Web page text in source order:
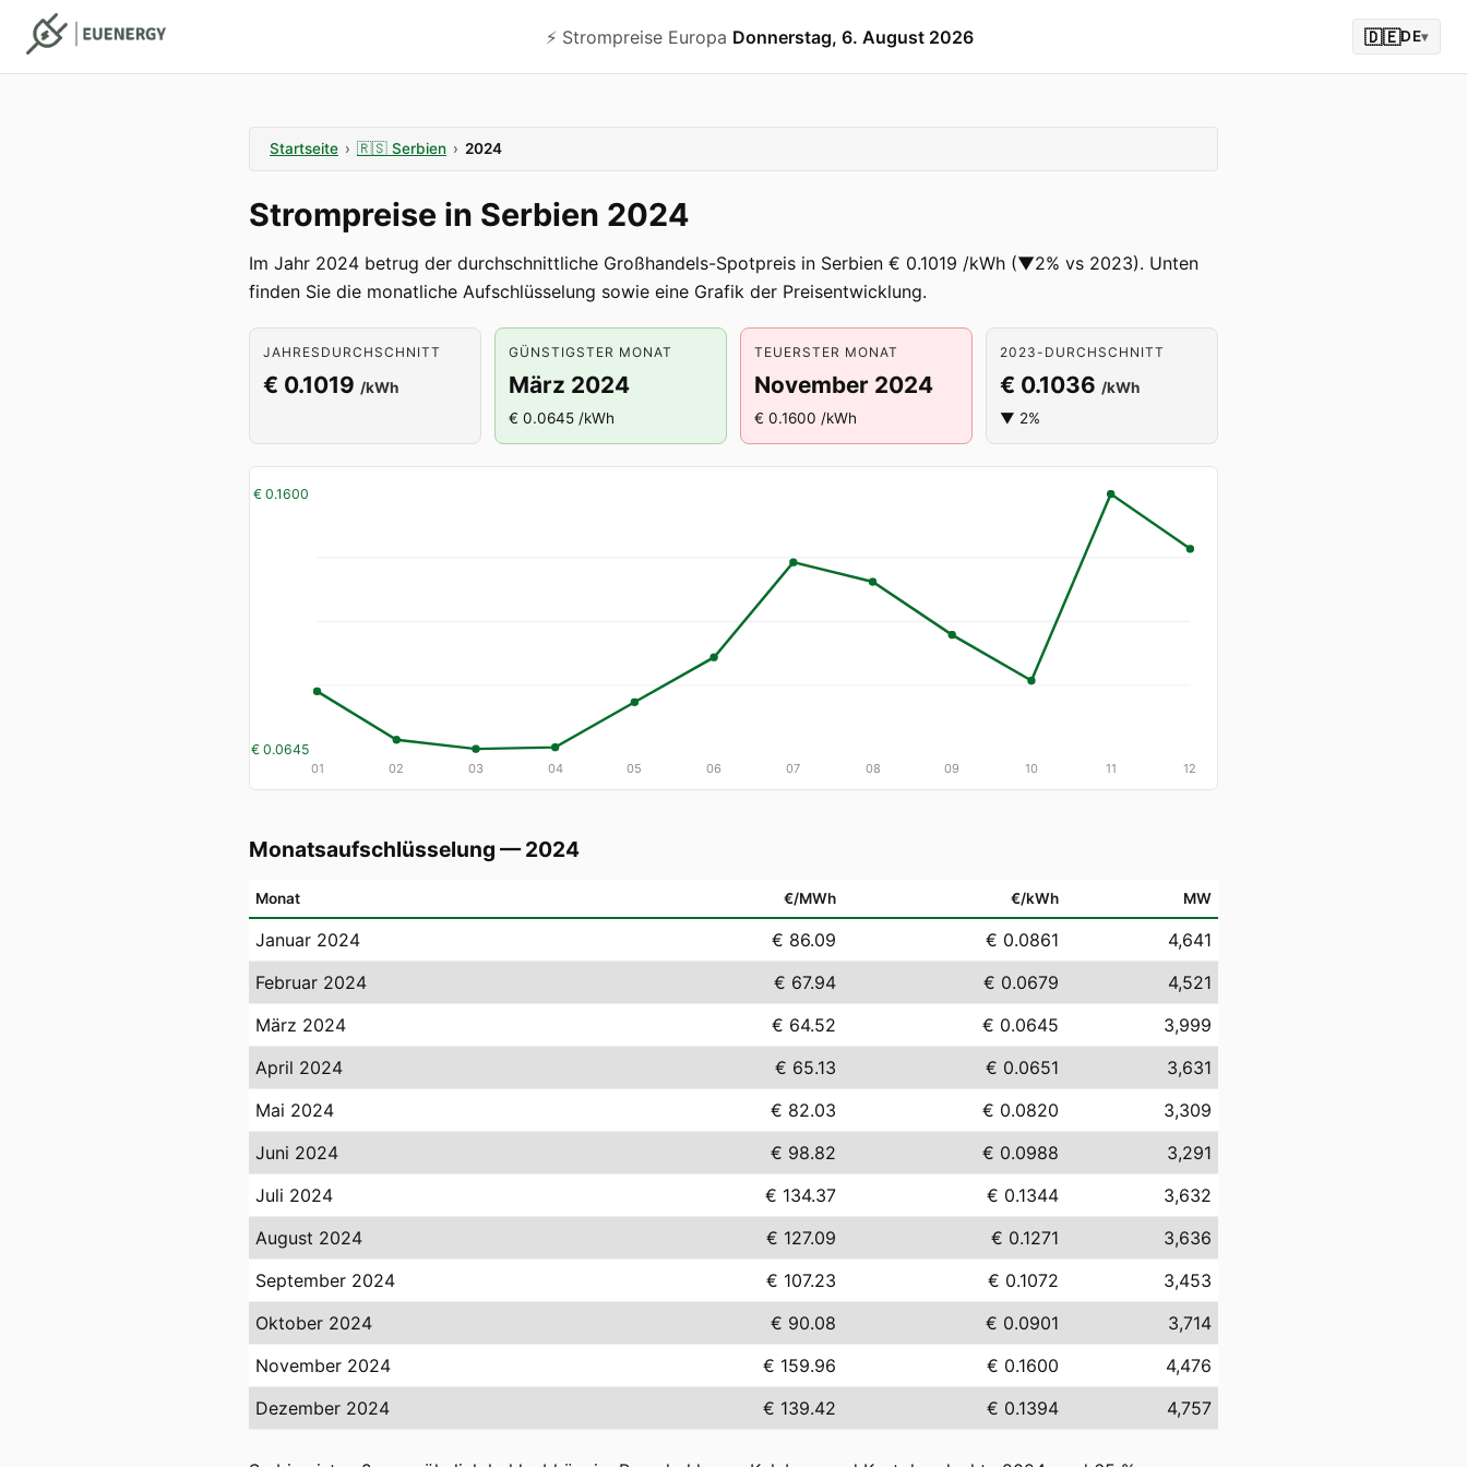
⚡️ Strompreise Europa Donnerstag, 6. August 2026 🇩🇪DE▾
Startseite › 🇷🇸 Serbien › 2024
Strompreise in Serbien 2024
Im Jahr 2024 betrug der durchschnittliche Großhandels-Spotpreis in Serbien € 0.1019 /kWh (▼2% vs 2023). Unten
finden Sie die monatliche Aufschlüsselung sowie eine Grafik der Preisentwicklung.
JAHRESDURCHSCHNITT
€ 0.1019 /kWh
GÜNSTIGSTER MONAT
März 2024
€ 0.0645 /kWh
TEUERSTER MONAT
November 2024
€ 0.1600 /kWh
2023-DURCHSCHNITT
€ 0.1036 /kWh
▼ 2%
€ 0.1600
€ 0.0645
01 02 03 04 05 06 07 08 09 10 11 12
Monatsaufschlüsselung — 2024
Monat €/MWh €/kWh MW
Januar 2024 € 86.09 € 0.0861
4,641
Februar 2024
€ 67.94 € 0.0679
4,521
März 2024
€ 64.52 € 0.0645
3,999
April 2024
€ 65.13 € 0.0651
3,631
Mai 2024
€ 82.03 € 0.0820
3,309
Juni 2024
€ 98.82 € 0.0988
3,291
Juli 2024
€ 134.37 € 0.1344
3,632
August 2024
€ 127.09 € 0.1271
3,636
September 2024
€ 107.23 € 0.1072
3,453
Oktober 2024
€ 90.08 € 0.0901
3,714
November 2024
€ 159.96 € 0.1600
4,476
Dezember 2024
€ 139.42 € 0.1394 4,757